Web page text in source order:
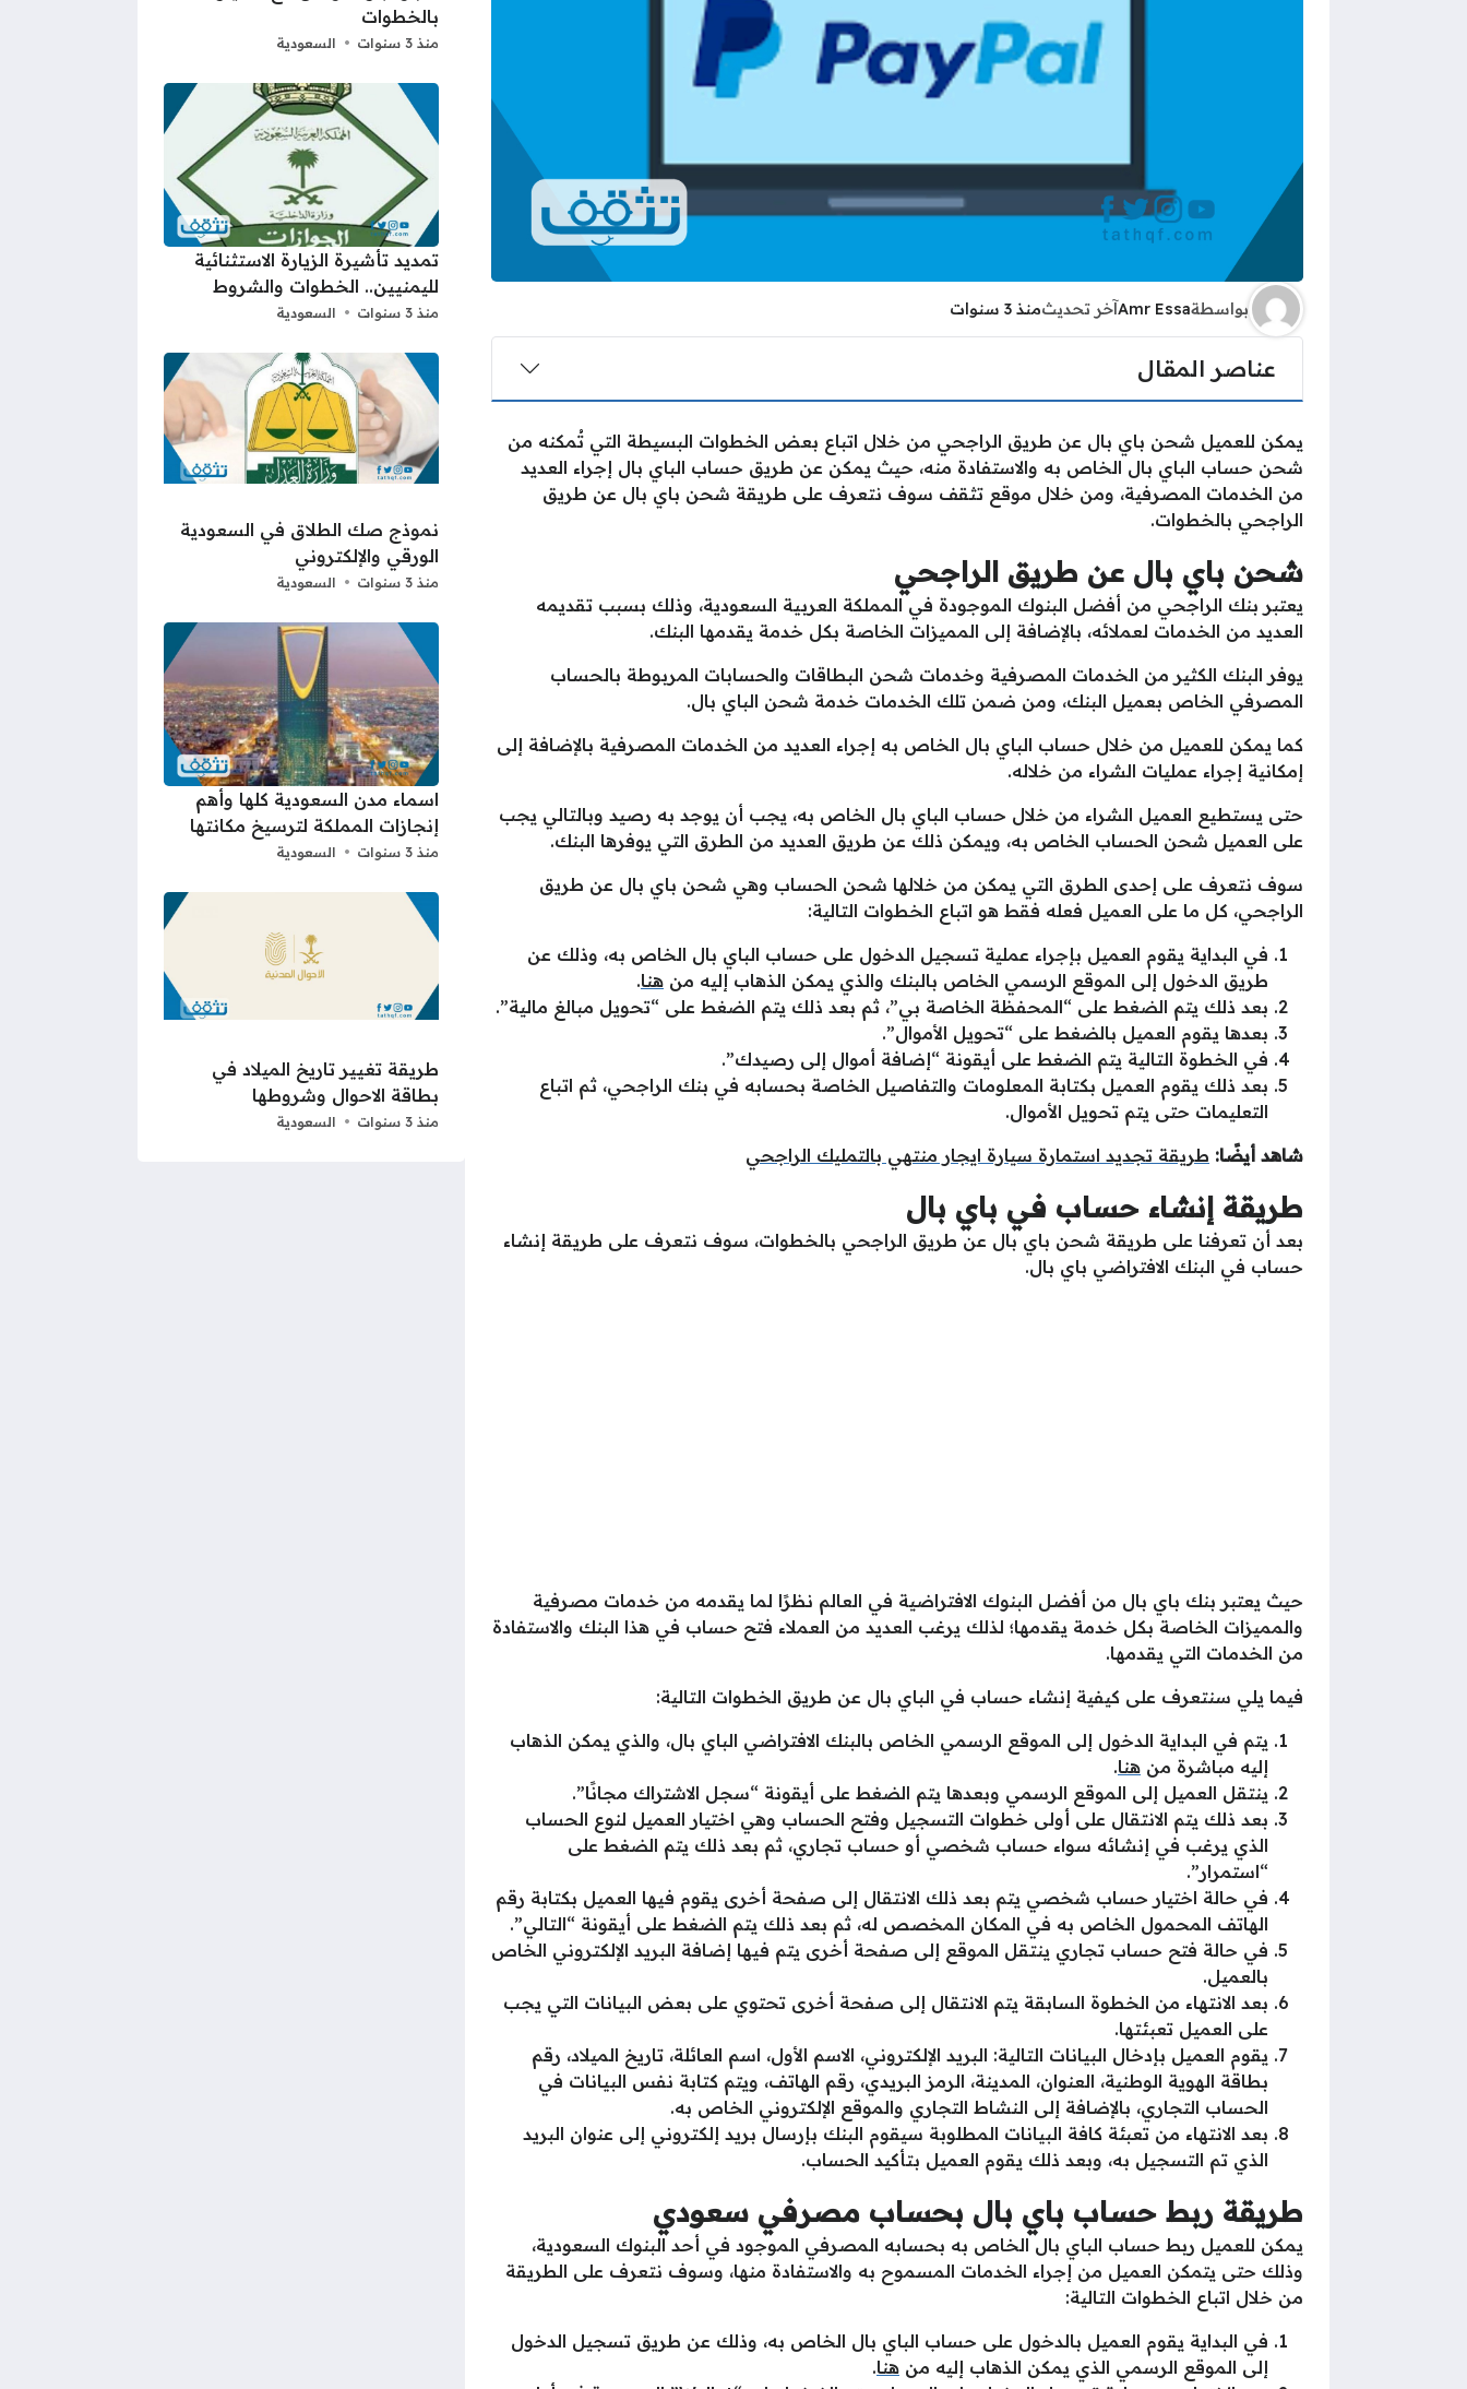
بالخطوات
منذ 3 سنوات السعودية
تمديد تأشيرة الزيارة الاستثنائية
لليمنيين.. الخطوات والشروط
منذ 3 سنوات السعودية
نموذج صك الطلاق في السعودية
الورقي والإلكتروني
منذ 3 سنوات السعودية
اسماء مدن السعودية كلها وأهم
إنجازات المملكة لترسيخ مكانتها
منذ 3 سنوات السعودية
طريقة تغيير تاريخ الميلاد في
بطاقة الاحوال وشروطها
منذ 3 سنوات السعودية
بواسطةAmr Essaآخر تحديثمنذ 3 سنوات
عناصر المقال
يمكن للعميل شحن باي بال عن طريق الراجحي من خلال اتباع بعض الخطوات البسيطة التي تُمكنه من
شحن حساب الباي بال الخاص به والاستفادة منه، حيث يمكن عن طريق حساب الباي بال إجراء العديد
من الخدمات المصرفية، ومن خلال موقع تثقف سوف نتعرف على طريقة شحن باي بال عن طريق
الراجحي بالخطوات.
شحن باي بال عن طريق الراجحي
يعتبر بنك الراجحي من أفضل البنوك الموجودة في المملكة العربية السعودية، وذلك بسبب تقديمه
العديد من الخدمات لعملائه، بالإضافة إلى المميزات الخاصة بكل خدمة يقدمها البنك.
يوفر البنك الكثير من الخدمات المصرفية وخدمات شحن البطاقات والحسابات المربوطة بالحساب
المصرفي الخاص بعميل البنك، ومن ضمن تلك الخدمات خدمة شحن الباي بال.
كما يمكن للعميل من خلال حساب الباي بال الخاص به إجراء العديد من الخدمات المصرفية بالإضافة إلى
إمكانية إجراء عمليات الشراء من خلاله.
حتى يستطيع العميل الشراء من خلال حساب الباي بال الخاص به، يجب أن يوجد به رصيد وبالتالي يجب
على العميل شحن الحساب الخاص به، ويمكن ذلك عن طريق العديد من الطرق التي يوفرها البنك.
سوف نتعرف على إحدى الطرق التي يمكن من خلالها شحن الحساب وهي شحن باي بال عن طريق
الراجحي، كل ما على العميل فعله فقط هو اتباع الخطوات التالية:
في البداية يقوم العميل بإجراء عملية تسجيل الدخول على حساب الباي بال الخاص به، وذلك عن
طريق الدخول إلى الموقع الرسمي الخاص بالبنك والذي يمكن الذهاب إليه من هنا.
بعد ذلك يتم الضغط على “المحفظة الخاصة بي”، ثم بعد ذلك يتم الضغط على “تحويل مبالغ مالية”.
بعدها يقوم العميل بالضغط على “تحويل الأموال”.
في الخطوة التالية يتم الضغط على أيقونة “إضافة أموال إلى رصيدك”.
بعد ذلك يقوم العميل بكتابة المعلومات والتفاصيل الخاصة بحسابه في بنك الراجحي، ثم اتباع
التعليمات حتى يتم تحويل الأموال.
شاهد أيضًا: طريقة تجديد استمارة سيارة ايجار منتهي بالتمليك الراجحي
طريقة إنشاء حساب في باي بال
بعد أن تعرفنا على طريقة شحن باي بال عن طريق الراجحي بالخطوات، سوف نتعرف على طريقة إنشاء
حساب في البنك الافتراضي باي بال.
حيث يعتبر بنك باي بال من أفضل البنوك الافتراضية في العالم نظرًا لما يقدمه من خدمات مصرفية
والمميزات الخاصة بكل خدمة يقدمها؛ لذلك يرغب العديد من العملاء فتح حساب في هذا البنك والاستفادة
من الخدمات التي يقدمها.
فيما يلي سنتعرف على كيفية إنشاء حساب في الباي بال عن طريق الخطوات التالية:
يتم في البداية الدخول إلى الموقع الرسمي الخاص بالبنك الافتراضي الباي بال، والذي يمكن الذهاب
إليه مباشرة من هنا.
ينتقل العميل إلى الموقع الرسمي وبعدها يتم الضغط على أيقونة “سجل الاشتراك مجانًا”.
بعد ذلك يتم الانتقال على أولى خطوات التسجيل وفتح الحساب وهي اختيار العميل لنوع الحساب
الذي يرغب في إنشائه سواء حساب شخصي أو حساب تجاري، ثم بعد ذلك يتم الضغط على
“استمرار”.
في حالة اختيار حساب شخصي يتم بعد ذلك الانتقال إلى صفحة أخرى يقوم فيها العميل بكتابة رقم
الهاتف المحمول الخاص به في المكان المخصص له، ثم بعد ذلك يتم الضغط على أيقونة “التالي”.
في حالة فتح حساب تجاري ينتقل الموقع إلى صفحة أخرى يتم فيها إضافة البريد الإلكتروني الخاص
بالعميل.
بعد الانتهاء من الخطوة السابقة يتم الانتقال إلى صفحة أخرى تحتوي على بعض البيانات التي يجب
على العميل تعبئتها.
يقوم العميل بإدخال البيانات التالية: البريد الإلكتروني، الاسم الأول، اسم العائلة، تاريخ الميلاد، رقم
بطاقة الهوية الوطنية، العنوان، المدينة، الرمز البريدي، رقم الهاتف، ويتم كتابة نفس البيانات في
الحساب التجاري، بالإضافة إلى النشاط التجاري والموقع الإلكتروني الخاص به.
بعد الانتهاء من تعبئة كافة البيانات المطلوبة سيقوم البنك بإرسال بريد إلكتروني إلى عنوان البريد
الذي تم التسجيل به، وبعد ذلك يقوم العميل بتأكيد الحساب.
طريقة ربط حساب باي بال بحساب مصرفي سعودي
يمكن للعميل ربط حساب الباي بال الخاص به بحسابه المصرفي الموجود في أحد البنوك السعودية،
وذلك حتى يتمكن العميل من إجراء الخدمات المسموح به والاستفادة منها، وسوف نتعرف على الطريقة
من خلال اتباع الخطوات التالية:
في البداية يقوم العميل بالدخول على حساب الباي بال الخاص به، وذلك عن طريق تسجيل الدخول
إلى الموقع الرسمي الذي يمكن الذهاب إليه من هنا.